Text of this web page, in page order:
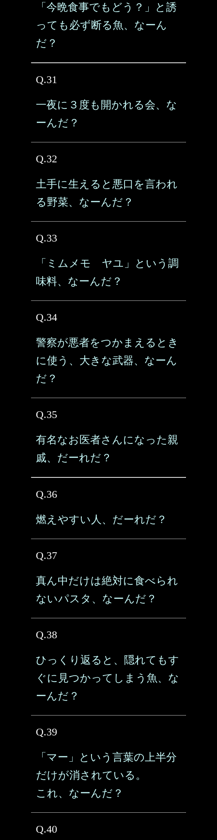
「今晩食事でもどう？」と誘
っても必ず断る魚、なーん
だ？
Q.31
一夜に３度も開かれる会、な
ーんだ？
Q.32
土手に生えると悪口を言われ
る野菜、なーんだ？
Q.33
「ミムメモ ヤユ」という調
味料、なーんだ？
Q.34
警察が悪者をつかまえるとき
に使う、大きな武器、なーん
だ？
Q.35
有名なお医者さんになった親
戚、だーれだ？
Q.36
燃えやすい人、だーれだ？
Q.37
真ん中だけは絶対に食べられ
ないパスタ、なーんだ？
Q.38
ひっくり返ると、隠れてもす
ぐに見つかってしまう魚、な
ーんだ？
Q.39
「マー」という言葉の上半分
だけが消されている。
これ、なーんだ？
Q.40